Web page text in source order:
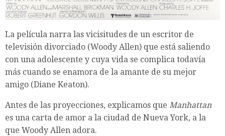
La película narra las vicisitudes de un escritor de
televisión divorciado (Woody Allen) que está saliendo
con una adolescente y cuya vida se complica todavía
más cuando se enamora de la amante de su mejor
amigo (Diane Keaton).
Antes de las proyecciones, explicamos que Manhattan
es una carta de amor a la ciudad de Nueva York, a la
que Woody Allen adora.